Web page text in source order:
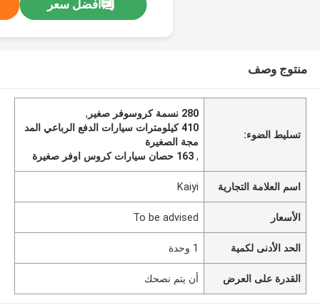
افضل سعر
منتوج وصف
تسليط الضوء:
280 نسمة كروسوفر صغير
,
410 كيلومترات سيارات الدفع الرباعي المد
مجة الصغيرة
,163 حصان سيارات كروس اوفر صغيرة
اسم العلامة التجارية Kaiyi
الأسعار To be advised
الحد الأدنى لكمية 1 وحدة
القدرة على العرض أن يتم نصحك